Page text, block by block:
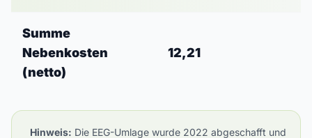
Summe
Nebenkosten
(netto)
12,21
Hinweis: Die EEG-Umlage wurde 2022 abgeschafft und